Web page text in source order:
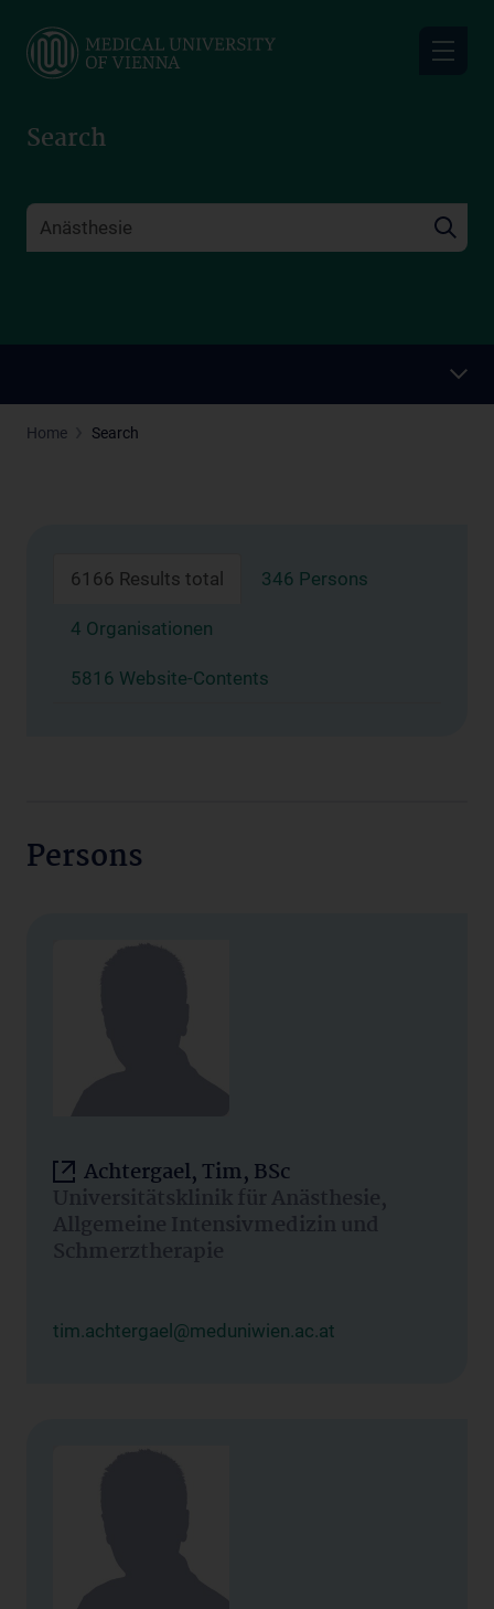
main
Search
Home Search
6166 Results total 346 Persons
4 Organisationen
5816 Website-Contents
Persons
Achtergael, Tim, BSc
Universitätsklinik für Anästhesie,
Allgemeine Intensivmedizin und
Schmerztherapie
tim.achtergael@meduniwien.ac.at